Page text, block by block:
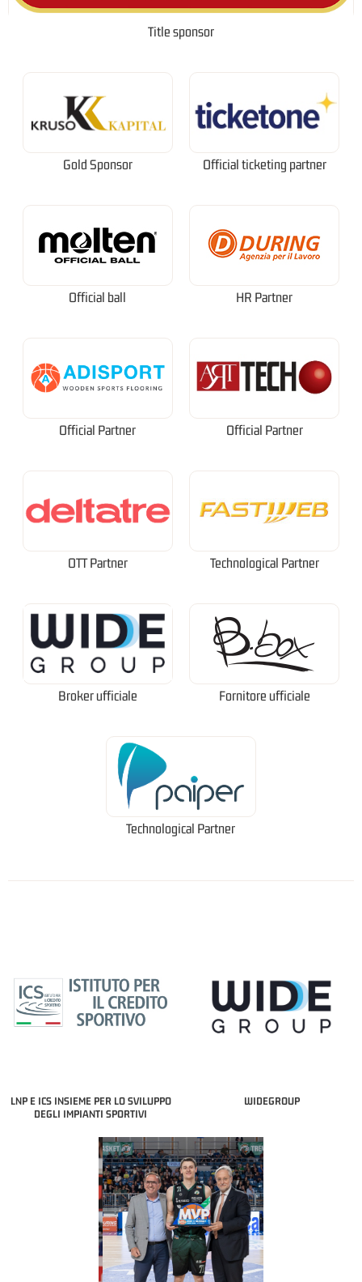
Title sponsor
Gold Sponsor Official ticketing partner
Official ball HR Partner
Official Partner Official Partner
OTT Partner Technological Partner
Broker ufficiale Fornitore ufficiale
Technological Partner
LNP E ICS INSIEME PER LO SVILUPPO
DEGLI IMPIANTI SPORTIVI
WIDEGROUP